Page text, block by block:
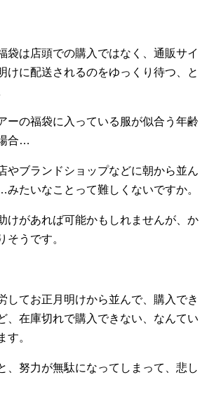
袋は店頭での購入ではなく、通販サイ
けに配送されるのをゆっくり待つ、と
ーの福袋に入っている服が似合う年齢
合…
やブランドショップなどに朝から並ん
たいなことって難しくないですか。
けがあれば可能かもしれませんが、か
そうです。
してお正月明けから並んで、購入でき
、在庫切れで購入できない、なんてい
す。
、努力が無駄になってしまって、悲し